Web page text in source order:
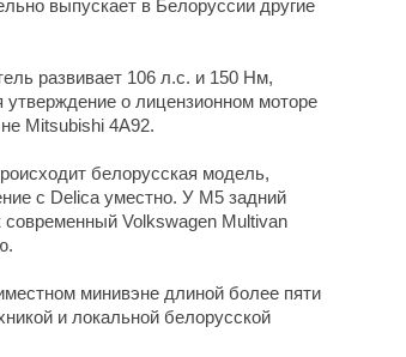
выпускает в Белоруссии другие
развивает 106 л.с. и 150 Нм,
о лицензионном моторе
Mitsubishi 4A92.
белорусская модель,
с Delica уместно. У M5 задний
современный Volkswagen Multivan
минивэне длиной более пяти
и локальной белорусской